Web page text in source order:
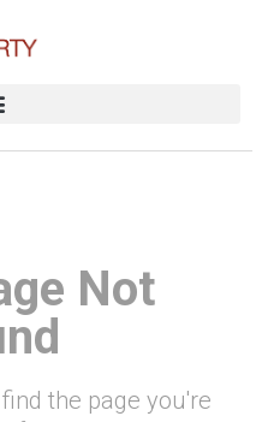
Not
the page you're